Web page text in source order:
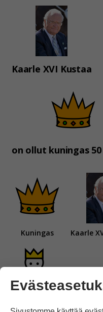
Kaarle XVI Kustaa
on ollut kuningas
Kuningas Kaarle
kuningas 50 vuotta.